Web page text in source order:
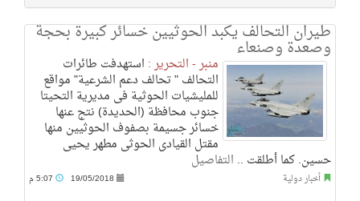
طيران التحالف يكبد الحوثيين خسائر كبيرة بحجة
وصعدة وصنعاء
منبر - التحرير : استهدفت طائرات
التحالف " تحالف دعم الشرعية" مواقع
للمليشيات الحوثية فى مديرية التحيتا
جنوب محافظة (الحديدة) نتج عنها
خسائر جسيمة بصفوف الحوثيين منها
مقتل القيادى الحوثى مطهر يحيى
حسين. كما أطلقت .. التفاصيل
أخبار دولية 19/05/2018